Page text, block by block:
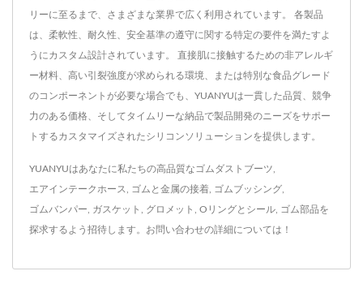
リーに至るまで、さまざまな業界で広く利用されています。 各製品
は、柔軟性、耐久性、安全基準の遵守に関する特定の要件を満たすよ
うにカスタム設計されています。 直接肌に接触するための非アレルギ
ー材料、高い引裂強度が求められる環境、または特別な食品グレード
のコンポーネントが必要な場合でも、YUANYUは一貫した品質、競争
力のある価格、そしてタイムリーな納品で製品開発のニーズをサポー
トするカスタマイズされたシリコンソリューションを提供します。
YUANYUはあなたに私たちの高品質なゴムダストブーツ
エアインテークホース ゴムと金属の接着 ゴムブッシング
ゴムバンパー ガスケット グロメット Oリングとシール ゴム部品を
探求するよう招待します。 お問い合わせの詳細については！